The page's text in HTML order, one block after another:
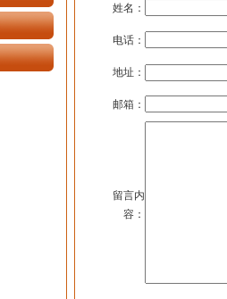
姓名：
电话：
地址：
邮箱：
留言内
容：